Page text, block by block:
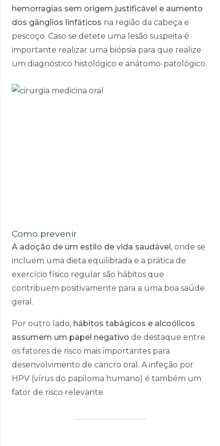
hemorragias sem origem justificável e aumento
dos gânglios linfáticos na região da cabeça e
pescoço. Caso se detete uma lesão suspeita é
importante realizar uma biópsia para que realize
um diagnóstico histológico e anátomo-patológico.
Como prevenir
A adoção de um estilo de vida saudável, onde se
incluem uma dieta equilibrada e a prática de
exercício físico regular são hábitos que
contribuem positivamente para a uma boa saúde
geral.
Por outro lado, hábitos tabágicos e alcoólicos
assumem um papel negativo de destaque entre
os fatores de risco mais importantes para
desenvolvimento de cancro oral. A infeção por
HPV (vírus do papiloma humano) é também um
fator de risco relevante.